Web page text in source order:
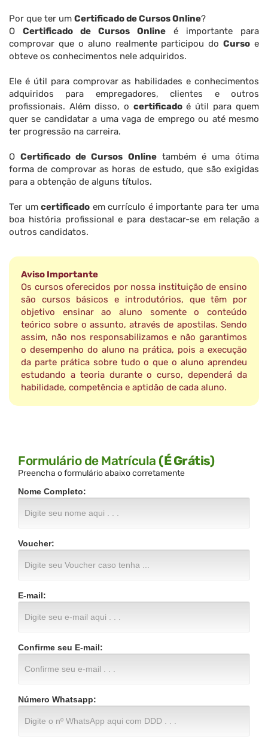
Por que ter um Certificado de Cursos Online?
O Certificado de Cursos Online é importante para
comprovar que o aluno realmente participou doCurso e
obteve os conhecimentos nele adquiridos.
Ele é útil para comprovar as habilidades e conhecimentos
adquiridos para empregadores, clientes e outros
profissionais. Além disso, o certificadoé útil para quem
quer se candidatar a uma vaga de emprego ou até mesmo
ter progressão na carreira.
OCertificado de Cursos Onlinetambém é uma ótima
forma de comprovar as horas de estudo, que são exigidas
para a obtenção de alguns títulos.
Ter umcertificado em currículo é importante para ter uma
boa história profissional e para destacar-se em relação a
outros candidatos.
Aviso Importante
Os cursos oferecidos por nossa instituição de ensino
são cursos básicos e introdutórios, que têm por
objetivo ensinar ao aluno somente o conteúdo
teórico sobre o assunto, através de apostilas. Sendo
assim, não nos responsabilizamos e não garantimos
o desempenho do aluno na prática, pois a execução
da parte prática sobre tudo o que o aluno aprendeu
estudando a teoria durante o curso, dependerá da
habilidade, competência e aptidão de cada aluno.
Formulário de Matrícula (É Grátis)
Preencha o formulário abaixo corretamente
Nome Completo:
Voucher:
E-mail:
Confirme seu E-mail:
Número Whatsapp: